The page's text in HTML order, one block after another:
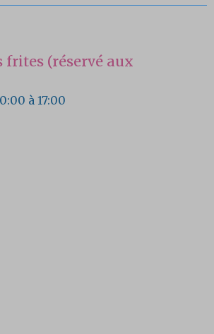
frites (réservé aux
à 17:00